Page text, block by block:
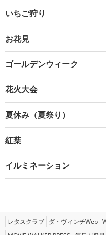
いちご狩り
お花見
ゴールデンウィーク
花火大会
夏休み（夏祭り）
紅葉
イルミネーション
レタスクラブ ダ・ヴィンチWeb